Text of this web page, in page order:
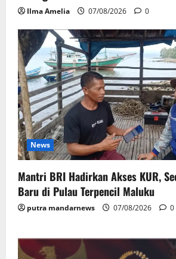
Ilma Amelia 07/08/2026 0
News
Mantri BRI Hadirkan Akses KUR,
Baru di Pulau Terpencil Maluku
putra mandarnews 07/08/2026 0